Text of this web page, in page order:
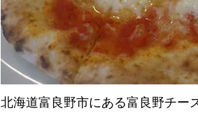
北海道富良野市にある富良野チー